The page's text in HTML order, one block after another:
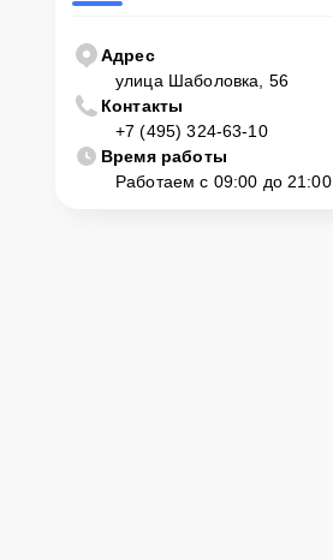
Адрес
улица Шаболовка, 56
Контакты
+7 (495) 324-63-10
Время работы
Работаем с 09:00 до 21:00